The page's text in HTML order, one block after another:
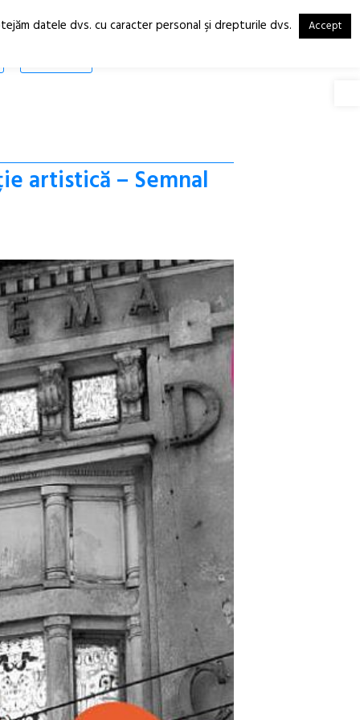
RO
EN
artistică – Semnal
datele dvs. cu caracter personal şi drepturile dvs. Accept